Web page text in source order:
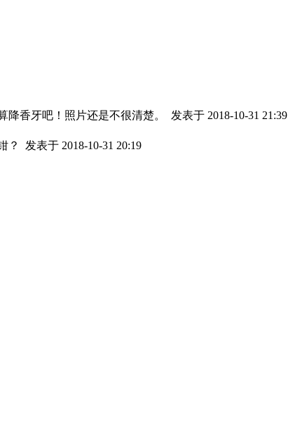
降香牙吧！照片还是不很清楚。 发表于 2018-10-31 21:39
？ 发表于 2018-10-31 20:19